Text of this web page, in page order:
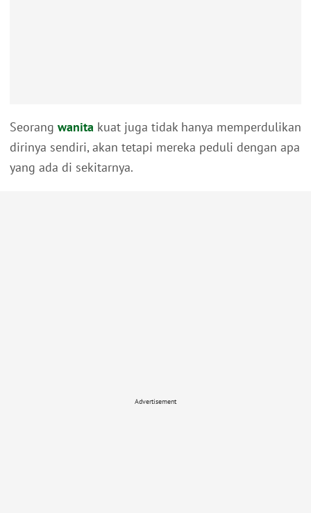
Seorang wanita kuat juga tidak hanya memperdulikan
dirinya sendiri, akan tetapi mereka peduli dengan apa
yang ada di sekitarnya.
Advertisement